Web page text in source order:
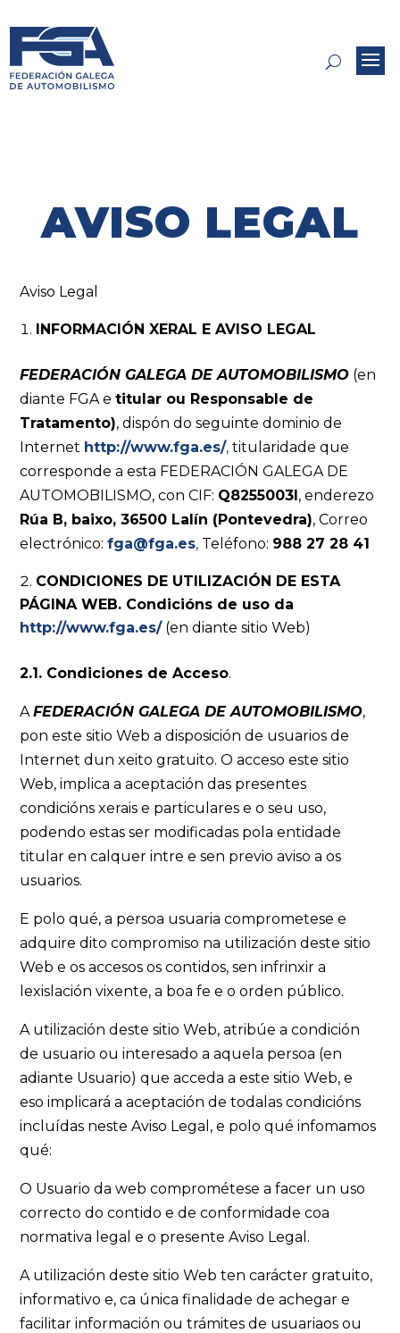
AVISO LEGAL
Aviso Legal
INFORMACIÓN XERAL E AVISO LEGAL
FEDERACIÓN GALEGA DE AUTOMOBILISMO (en
diante FGA etitular ou Responsable de
Tratamento), dispón do seguinte dominio de
Internet http://www.fga.es/,titularidade que
corresponde a esta FEDERACIÓN GALEGA DE
AUTOMOBILISMO, con CIF: Q8255003I, enderezo
Rúa B, baixo, 36500 Lalín (Pontevedra), Correo
electrónico:fga@fga.es, Teléfono: 988 27 28 41
CONDICIONES DE UTILIZACIÓN DE ESTA
PÁGINA WEB. Condicións de uso da
http://www.fga.es/ (en diante sitio Web)
2.1. Condiciones de Acceso.
AFEDERACIÓN GALEGA DE AUTOMOBILISMO,
pon este sitio Web a disposición de usuarios de
Internet dun xeito gratuito. O acceso este sitio
Web, implica a aceptación das presentes
condicións xerais e particulares e o seu uso,
podendo estas ser modificadas pola entidade
titular en calquer intre e sen previo aviso a os
usuarios.
E polo qué, a persoa usuaria comprometese e
adquire dito compromiso na utilización deste sitio
Web e os accesos os contidos, sen infrinxir a
lexislación vixente, a boa fe e o orden público.
A utilización deste sitio Web, atribúe a condición
de usuario ou interesado a aquela persoa (en
adiante Usuario) que acceda a este sitio Web, e
eso implicará a aceptación de todalas condicións
incluídas neste Aviso Legal, e polo qué infomamos
qué:
O Usuario da web comprométese a facer un uso
correcto do contido e de conformidade coa
normativa legal e o presente Aviso Legal.
A utilización deste sitio Web ten carácter gratuito,
informativo e, ca única finalidade de achegar e
facilitar información ou trámites de usuariaos ou